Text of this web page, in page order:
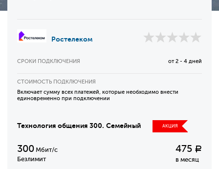
Ростелеком
СРОКИ ПОДКЛЮЧЕНИЯ от 2 - 4 дней
СТОИМОСТЬ ПОДКЛЮЧЕНИЯ
Включает сумму всех платежей, которые необходимо внести
единовременно при подключении
Технология общения 300. Семейный АКЦИЯ
300 Мбит/с
Безлимит
475 Р
в месяц